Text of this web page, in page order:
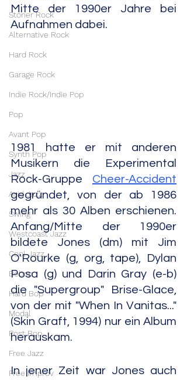
Stoner Rock
Alternative Rock
Hard Rock
Garage Rock
Indie Rock/Indie Pop
Pop
Avant Pop
Synth Pop
Jazz
Acid Jazz
Swing
Westcoast Jazz
Cool Jazz
Bebop
Hard Bop
Modal
Post Bop
Free Jazz
Free Improv
Mitte der 1990er Jahre bei
Aufnahmen dabei.
1981 hatte er mit anderen
Musikern die Experimental
Rock-Gruppe Cheer-Accident
gegründet, von der ab 1986
mehr als 30 Alben erschienen.
Anfang/Mitte der 1990er
bildete Jones (dm) mit Jim
O'Rourke (g, org, tape), Dylan
Posa (g) und Darin Gray (e-b)
die "Supergroup" Brise-Glace,
von der mit "When In Vanitas..."
(Skin Graft, 1994) nur ein Album
herauskam.
In jener Zeit war Jones auch